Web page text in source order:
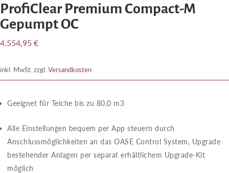
ProfiClear Premium Compact-M
Gepumpt OC
4.554,95 €
inkl. MwSt. zzgl. Versandkosten
Geeignet für Teiche bis zu 80,0 m3
Alle Einstellungen bequem per App steuern durch
Anschlussmöglichkeiten an das OASE Control System, Upgrade
bestehender Anlagen per separat erhältlichem Upgrade-Kit
möglich